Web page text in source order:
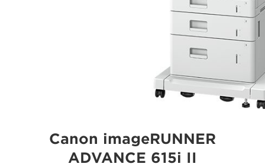
Canon imageRUNNER
ADVANCE 615i II